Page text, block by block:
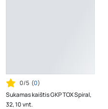
0/5 (0)
Sukamas kaištis GKP TOX Spiral,
32, 10 vnt.